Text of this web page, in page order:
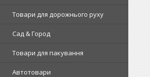
Товари для дорожнього руху
Сад & Город
Товари для пакування
Автотовари